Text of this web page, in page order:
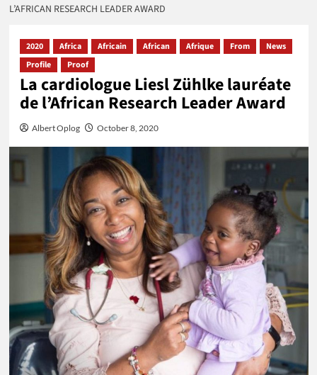
L’AFRICAN RESEARCH LEADER AWARD
2020 Africa Africain African Afrique From
News
Profile
Proof
La cardiologue Liesl Zühlke lauréate
de l’African Research Leader Award
Albert Oplog October 8, 2020